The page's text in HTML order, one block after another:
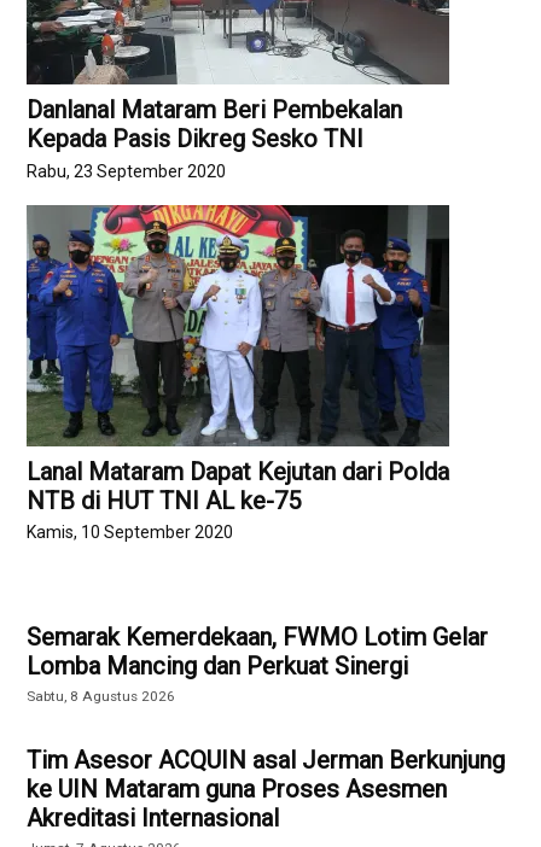
Danlanal Mataram Beri Pembekalan
Kepada Pasis Dikreg Sesko TNI
Rabu, 23 September 2020
Lanal Mataram Dapat Kejutan dari Polda
NTB di HUT TNI AL ke-75
Kamis, 10 September 2020
Semarak Kemerdekaan, FWMO Lotim Gelar
Lomba Mancing dan Perkuat Sinergi
Sabtu, 8 Agustus 2026
Tim Asesor ACQUIN asal Jerman Berkunjung
ke UIN Mataram guna Proses Asesmen
Akreditasi Internasional